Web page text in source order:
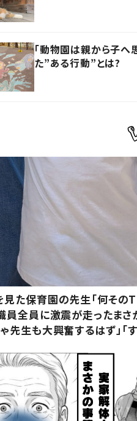
「動物園は親から子へ
た”ある行動”とは?
た保育園の先生「何その
員全員に激震が走ったま
先生も大興奮するはず」「